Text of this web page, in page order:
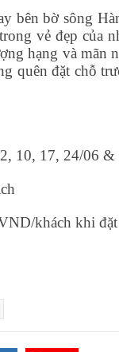
bên bờ sông
vẻ đẹp của
hạng và
quên đặt chỗ
10, 17, 24/06 &
khách khi đặt